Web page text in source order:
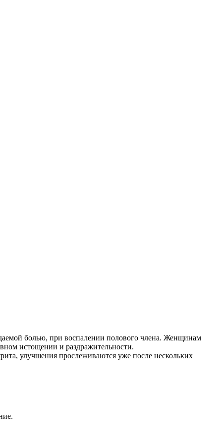
болью, при воспалении полового члена. Женщинам
истощении и раздражительности.
улучшения прослеживаются уже после нескольких